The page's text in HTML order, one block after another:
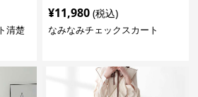
清楚
¥11,980 (税込)
なみなみチェックスカート